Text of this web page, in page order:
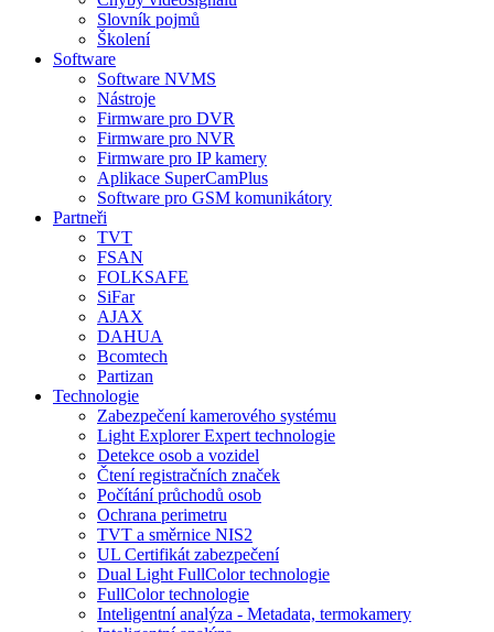
Slovník pojmů
Školení
Software
Software NVMS
Nástroje
Firmware pro DVR
Firmware pro NVR
Firmware pro IP kamery
Aplikace SuperCamPlus
Software pro GSM komunikátory
Partneři
TVT
FSAN
FOLKSAFE
SiFar
AJAX
DAHUA
Bcomtech
Partizan
Technologie
Zabezpečení kamerového systému
Light Explorer Expert technologie
Detekce osob a vozidel
Čtení registračních značek
Počítání průchodů osob
Ochrana perimetru
TVT a směrnice NIS2
UL Certifikát zabezpečení
Dual Light FullColor technologie
FullColor technologie
Inteligentní analýza - Metadata, termokamery